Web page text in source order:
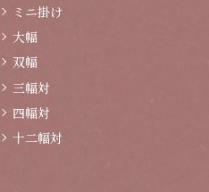
ミニ掛け
大幅
双幅
三幅対
四幅対
十二幅対